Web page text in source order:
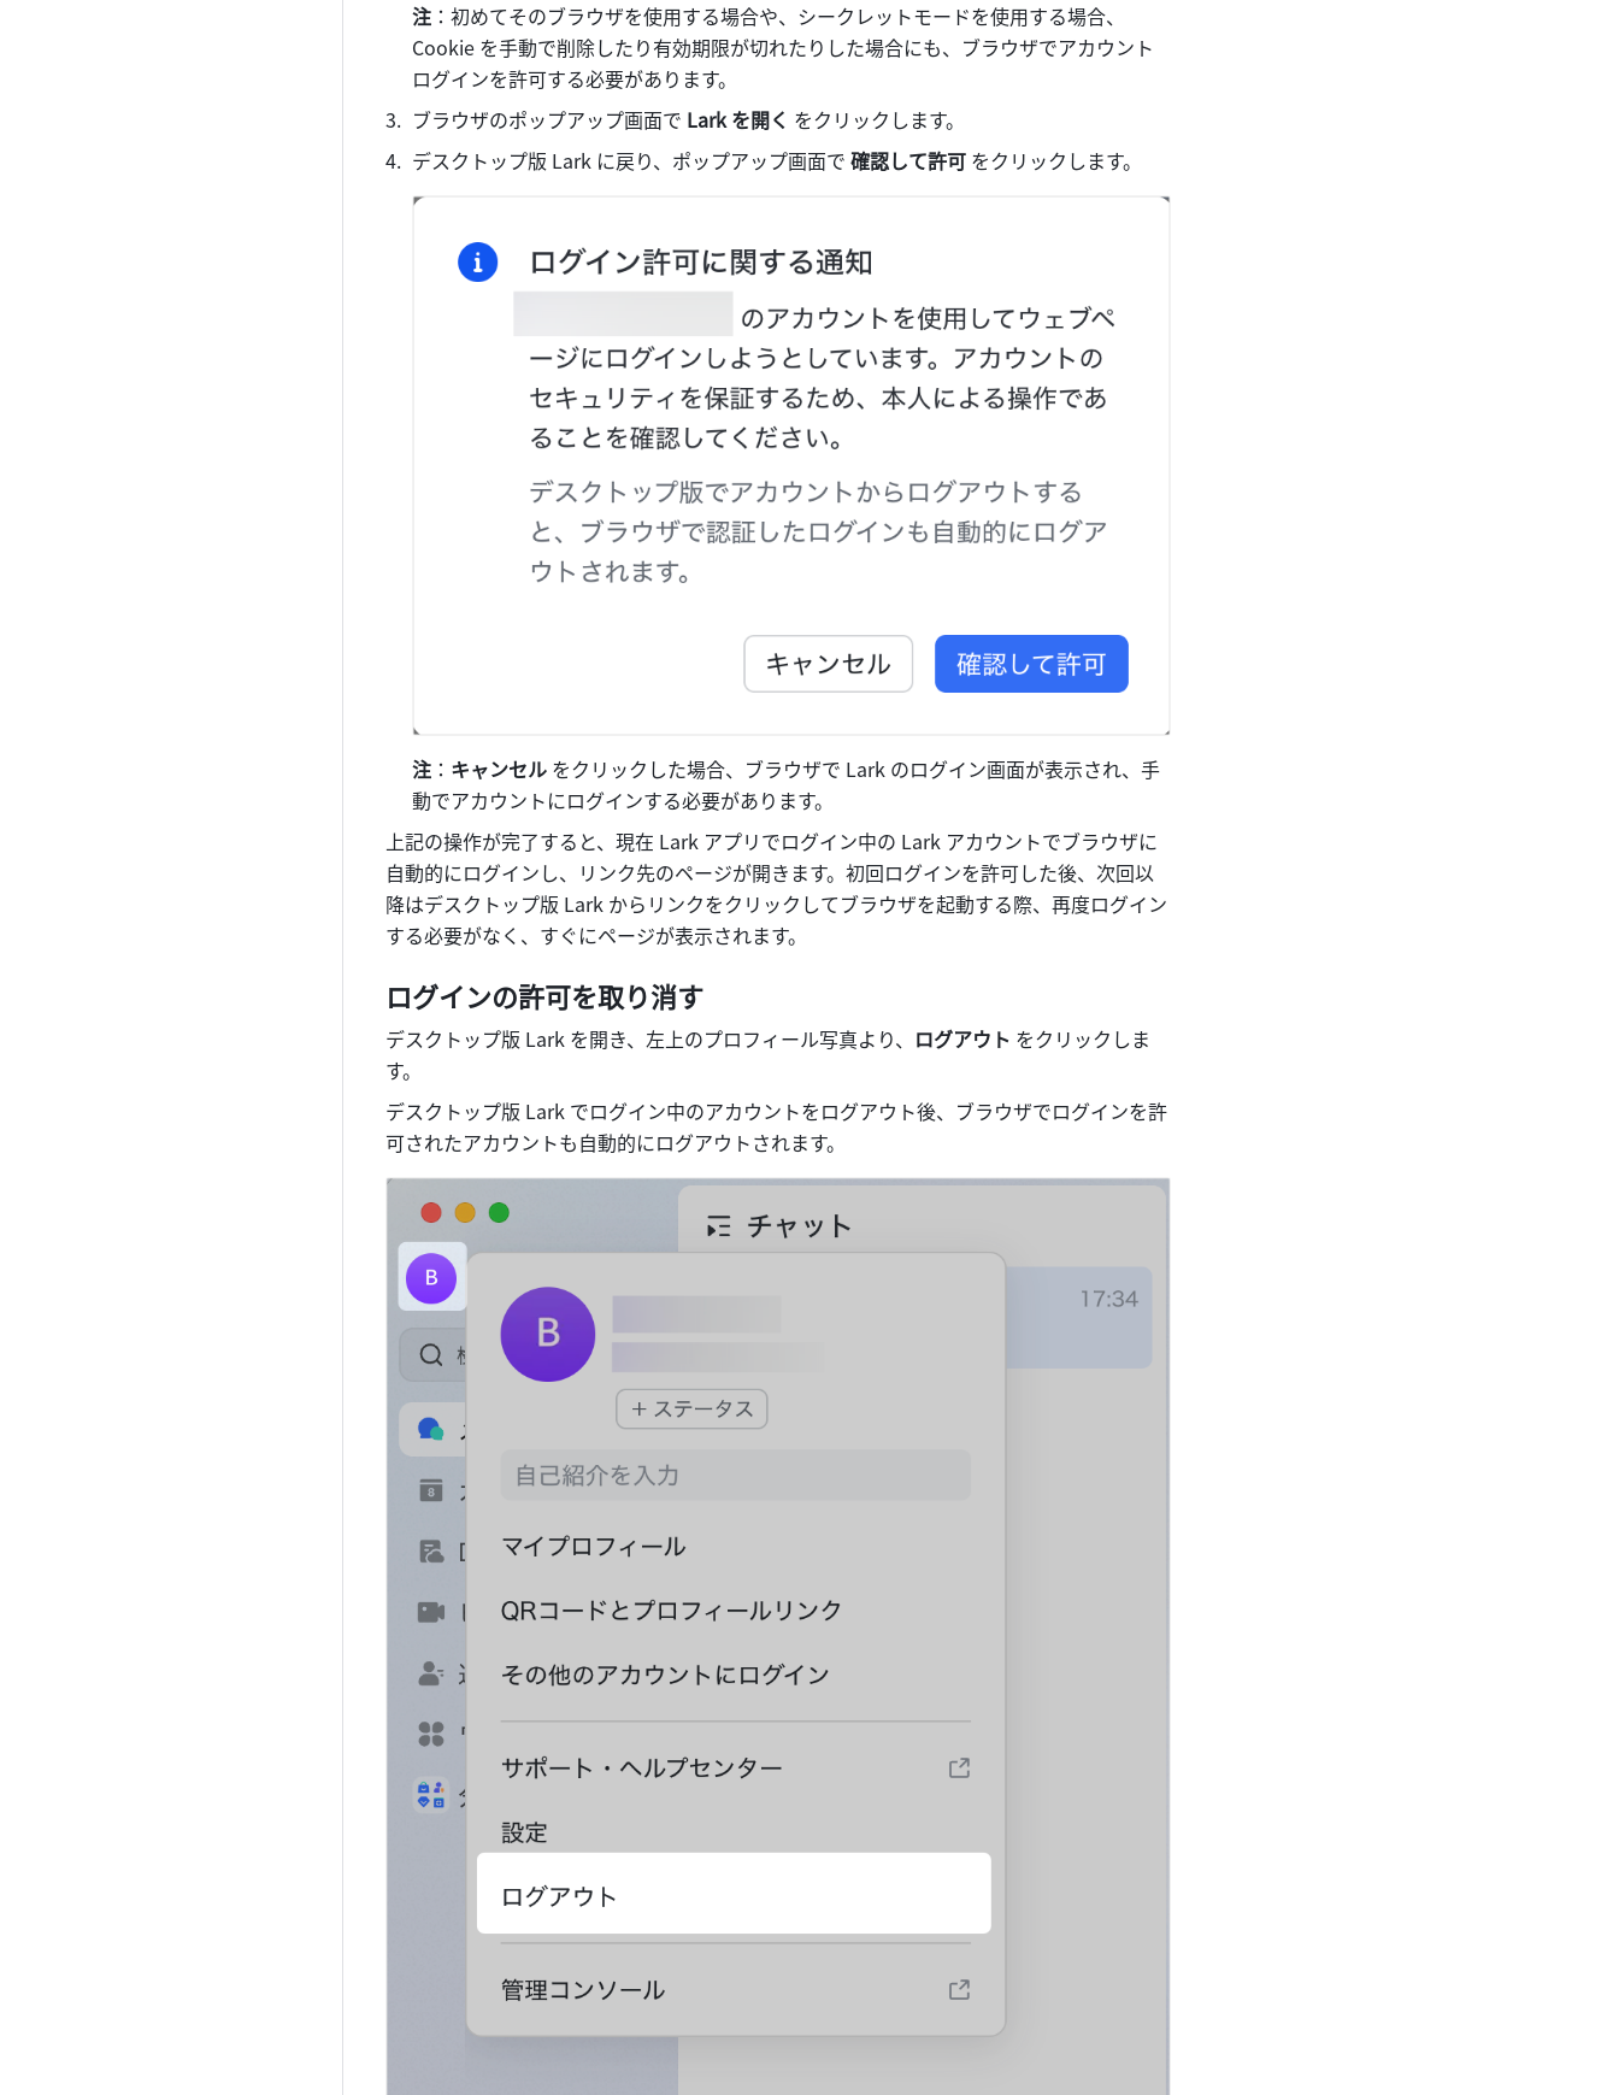
注 ：初めてそのブラウザを使用する場合や、シークレットモードを使用する場合、
Cookie を手動で削除したり有効期限が切れたりした場合にも、ブラウザでアカウント
ログインを許可する必要があります。
ブラウザのポップアップ画面で Lark を開く をクリックします。
デスクトップ版 Lark に戻り、ポップアップ画面で 確認して許可 をクリックします。
注 ： キャンセル をクリックした場合、ブラウザで Lark のログイン画面が表示され、手
動でアカウントにログインする必要があります。
上記の操作が完了すると、現在 Lark アプリでログイン中の Lark アカウントでブラウザに
自動的にログインし、リンク先のページが開きます。初回ログインを許可した後、次回以
降はデスクトップ版 Lark からリンクをクリックしてブラウザを起動する際、再度ログイン
する必要がなく、すぐにページが表示されます。
ログインの許可を取り消す
デスクトップ版 Lark を開き、左上のプロフィール写真より、 ログアウト をクリックしま
す。
デスクトップ版 Lark でログイン中のアカウントをログアウト後、ブラウザでログインを許
可されたアカウントも自動的にログアウトされます。